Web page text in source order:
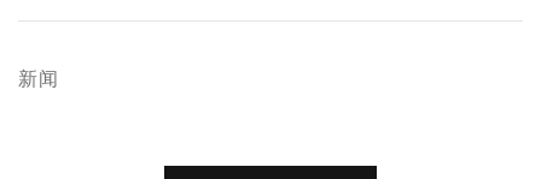
新闻